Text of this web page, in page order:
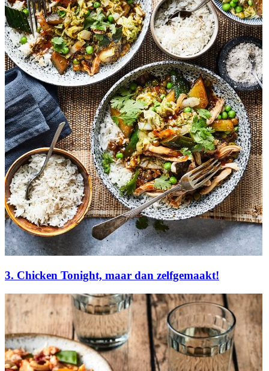
3. Chicken Tonight, maar dan zelfgemaakt!